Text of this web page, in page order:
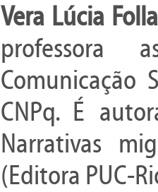
Vera Lúcia
professora
Comunicação
CNPq. É
Narrativas
(Editora PUC-